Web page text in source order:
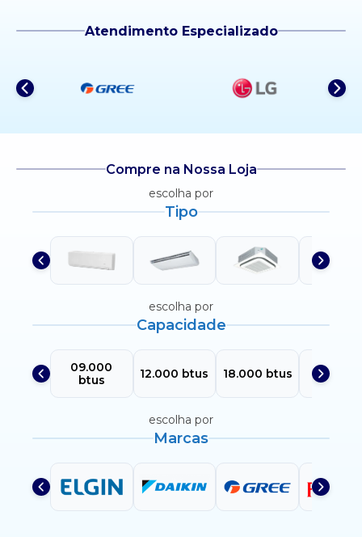
Atendimento Especializado
Compre na Nossa Loja
escolha por
Tipo
escolha por
Capacidade
09.000
btus
12.000 btus 18.000 btus
24.000
btus
escolha por
Marcas